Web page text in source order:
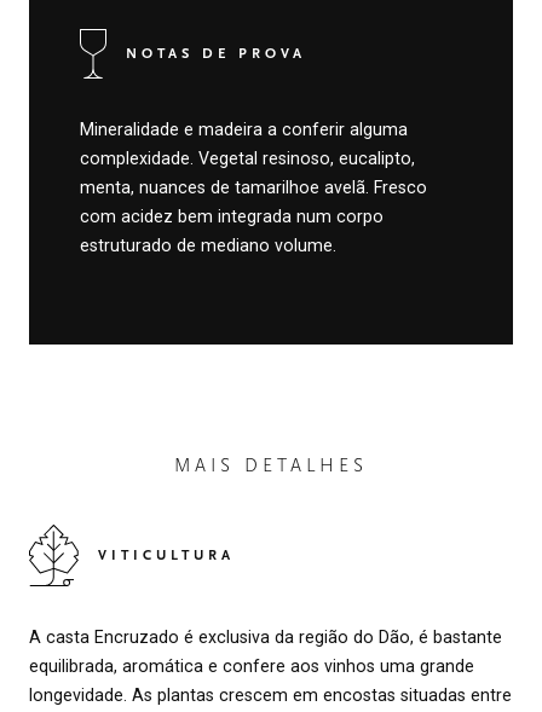
NOTAS DE PROVA
Mineralidade e madeira a conferir alguma
complexidade. Vegetal resinoso, eucalipto,
menta, nuances de tamarilhoe avelã. Fresco
com acidez bem integrada num corpo
estruturado de mediano volume.
MAIS DETALHES
VITICULTURA
A casta Encruzado é exclusiva da região do Dão, é bastante
equilibrada, aromática e confere aos vinhos uma grande
longevidade. As plantas crescem em encostas situadas entre